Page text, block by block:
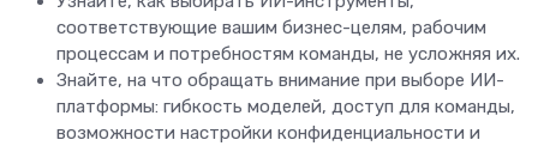
соответствующие вашим бизнес-целям, рабочим
процессам и потребностям команды, не усложняя их.
Знайте, на что обращать внимание при выборе ИИ-
платформы: гибкость моделей, доступ для команды,
возможности настройки конфиденциальности и